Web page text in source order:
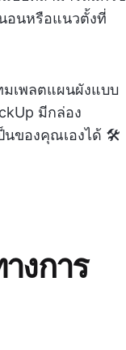
อนหรือแนวตั้งที่
มเพลตแผนผังแบบ
มีกล่อง
นของคุณเองได้ 🛠️
งการ